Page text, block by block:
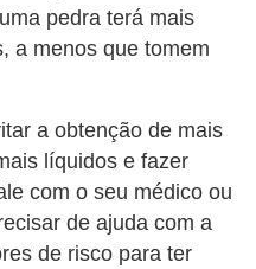
pedra terá mais
a menos que tomem
a obtenção de mais
líquidos e fazer
com o seu médico ou
de ajuda com a
de risco para ter